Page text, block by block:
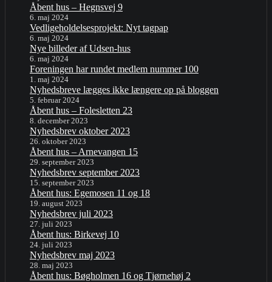
Åbent hus – Hegnsvej 9
6. maj 2024
Vedligeholdelsesprojekt: Nyt tagpap
6. maj 2024
Nye billeder af Udsen-hus
6. maj 2024
Foreningen har rundet medlem nummer 100
1. maj 2024
Nyhedsbreve lægges ikke længere op på bloggen
5. februar 2024
Åbent hus – Folesletten 23
8. december 2023
Nyhedsbrev oktober 2023
26. oktober 2023
Åbent hus – Arnevangen 15
29. september 2023
Nyhedsbrev september 2023
15. september 2023
Åbent hus: Egemosen 11 og 18
19. august 2023
Nyhedsbrev juli 2023
27. juli 2023
Åbent hus: Birkevej 10
24. juli 2023
Nyhedsbrev maj 2023
28. maj 2023
Åbent hus: Bøgholmen 16 og Tjørnehøj 2